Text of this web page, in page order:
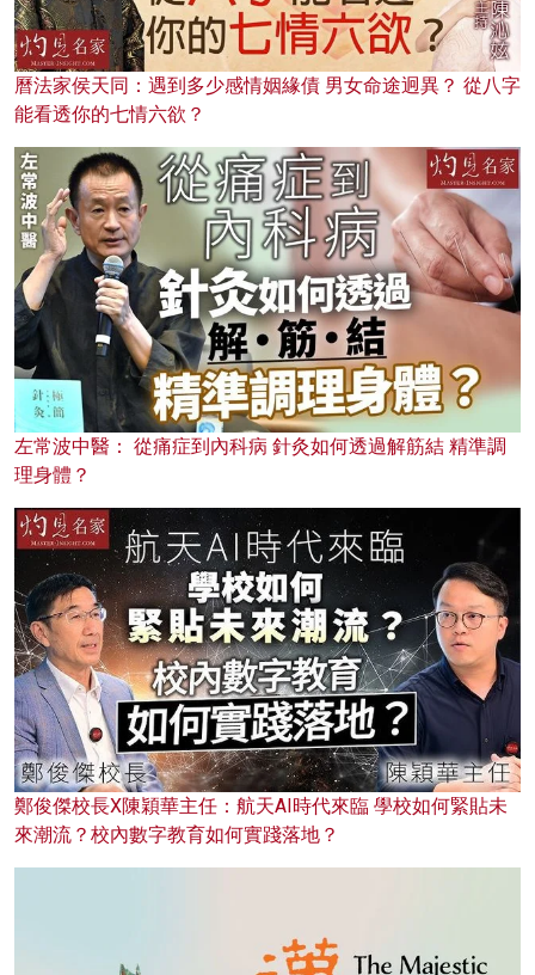
曆法家侯天同：遇到多少感情姻緣債 男女命途迥異？ 從八字
能看透你的七情六欲？
左常波中醫： 從痛症到內科病 針灸如何透過解筋結 精準調
理身體？
鄭俊傑校長X陳穎華主任：航天AI時代來臨 學校如何緊貼未
來潮流？校內數字教育如何實踐落地？